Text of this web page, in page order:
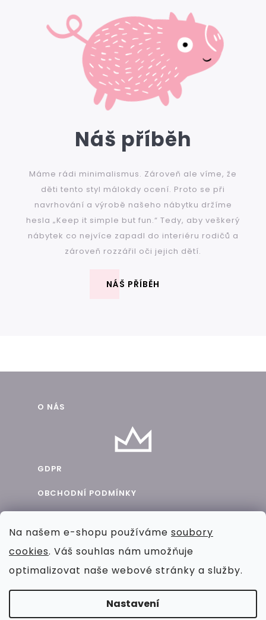
Na našem e-shopu používáme soubory
cookies. Váš souhlas nám umožňuje
optimalizovat naše webové stránky a služby.
Nastavení
Náš příběh
Máme rádi minimalismus. Zároveň ale víme, že
děti tento styl málokdy ocení. Proto se při
navrhování a výrobě našeho nábytku držíme
hesla „Keep it simple but fun.“ Tedy, aby veškerý
nábytek co nejvíce zapadl do interiéru rodičů a
zároveň rozzářil oči jejich dětí.
NÁŠ PŘÍBĚH
í
O NÁS
GDPR
OBCHODNÍ PODMÍNKY
KONTAKT
VYTVOŘIL SHOPTET